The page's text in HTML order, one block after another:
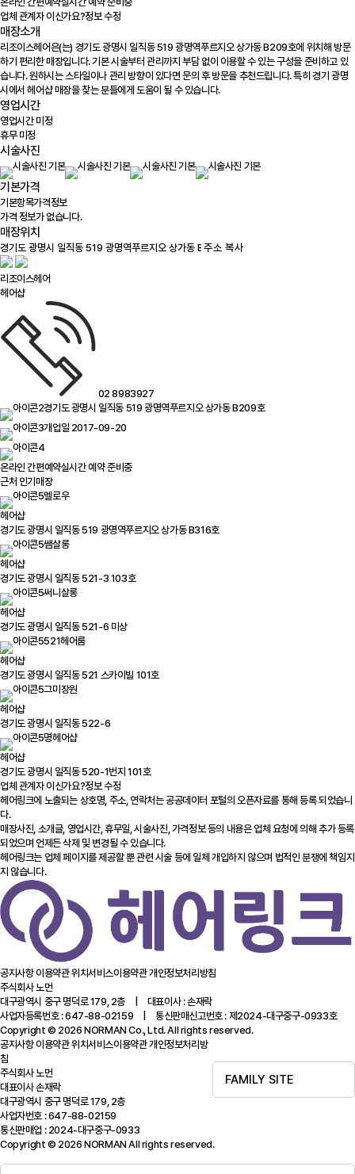
업체 관계자 이신가요?정보 수정
매장소개
리조이스헤어은(는) 경기도 광명시 일직동 519 광명역푸르지오 상가동 B209호에 위치해 방문
하기 편리한 매장입니다. 기본 시술부터 관리까지 부담 없이 이용할 수 있는 구성을 준비하고 있
습니다. 원하시는 스타일이나 관리 방향이 있다면 문의 후 방문을 추천드립니다. 특히 경기 광명
시에서 헤어샵 매장을 찾는 분들에게 도움이 될 수 있습니다.
영업시간
영업시간 미정
휴무 미정
시술사진
기본가격
기본항목가격정보
가격 정보가 없습니다.
매장위치
주소 복사
리조이스헤어
헤어샵
02 8983927
경기도 광명시 일직동 519 광명역푸르지오 상가동 B209호
개업일 2017-09-20
온라인 간편예약실시간 예약 준비중
근처 인기매장
멜로우
헤어샵
경기도 광명시 일직동 519 광명역푸르지오 상가동 B316호
쌤살롱
헤어샵
경기도 광명시 일직동 521-3 103호
써니살롱
헤어샵
경기도 광명시 일직동 521-6 미상
521헤어룸
헤어샵
경기도 광명시 일직동 521 스카이빌 101호
그미장원
헤어샵
경기도 광명시 일직동 522-6
명헤어샵
헤어샵
경기도 광명시 일직동 520-1번지 101호
업체 관계자 이신가요?정보 수정
헤어링크에 노출되는 상호명, 주소, 연락처는 공공데이터 포털의 오픈자료를 통해 등록 되었습니
다.
매장사진, 소개글, 영업시간, 휴무일, 시술사진, 가격정보 등의 내용은 업체 요청에 의해 추가 등록
되었으며 언제든 삭제 및 변경될 수 있습니다.
헤어링크는 업체 페이지를 제공할 뿐 관련 시술 등에 일체 개입하지 않으며 법적인 분쟁에 책임지
지 않습니다.
공지사항이용약관위치서비스이용약관개인정보처리방침
주식회사 노먼
대구광역시 중구 명덕로 179, 2층 | 대표이사 : 손재락
사업자등록번호 : 647-88-02159 | 통신판매신고번호 : 제2024-대구중구-0933호
Copyright © 2026 NORMAN Co., Ltd. All rights reserved.
FAMILY SITE
공지사항이용약관위치서비스이용약관개인정보처리방
침
주식회사 노먼
대표이사 손재락
대구광역시 중구 명덕로 179, 2층
사업자번호 : 647-88-02159
통신판매업 : 2024-대구중구-0933
Copyright © 2026 NORMAN All rights reserved.